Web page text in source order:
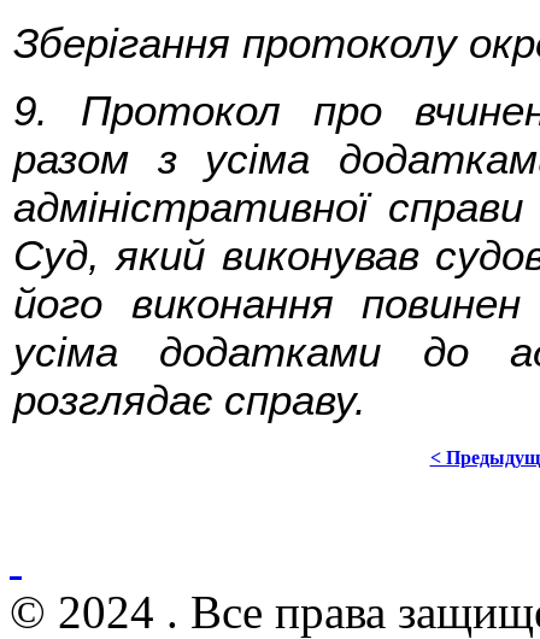
Зберігання протоколу
9. Протокол про
разом з усіма
адміністративної
Суд, який виконував
його виконання
усіма додатками до
розглядає справу.
<
© 2024 . Все права